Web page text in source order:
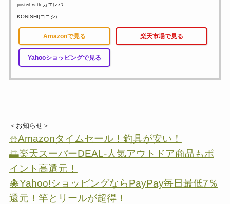
posted with カエレバ
KONISHI(コニシ)
Amazonで見る 楽天市場で見る
Yahooショッピングで見る
＜お知らせ＞
⛄Amazonタイムセール！釣具が安い！
🌅楽天スーパーDEAL-人気アウトドア商品もポ
イント高還元！
🐙Yahoo!ショッピングならPayPay毎日最低7％
還元！竿とリールが超得！